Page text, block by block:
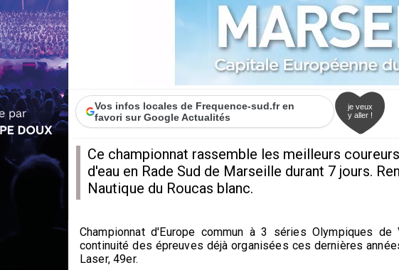
Vos infos locales de Frequence-sud.fr en
favori sur Google Actualités
je veux
y aller !
Ce championnat rassemble les meilleurs
d'eau en Rade Sud de Marseille durant 7 jours.
Nautique du Roucas blanc.
Championnat d'Europe commun à 3 séries Olympiques
continuité des épreuves déjà organisées ces dernières
Laser, 49er.